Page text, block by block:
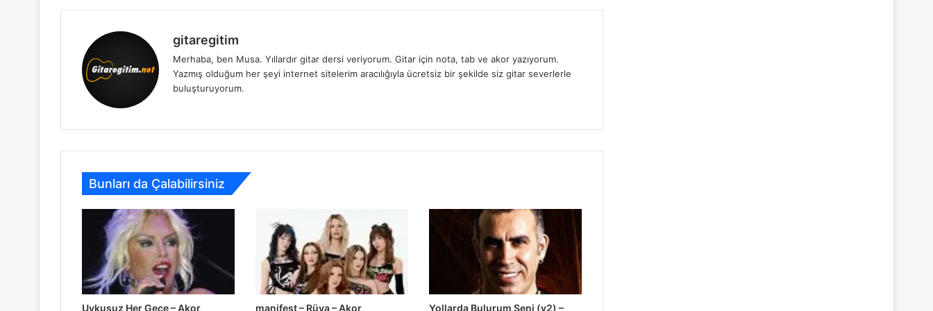
gitaregitim
Merhaba, ben Musa. Yıllardır gitar dersi veriyorum. Gitar için nota, tab ve akor yazıyorum.
Yazmış olduğum her şeyi internet sitelerim aracılığıyla ücretsiz bir şekilde siz gitar severlerle
buluşturuyorum.
Bunları da Çalabilirsiniz
Uykusuz Her Gece – Akor manifest – Rüya – Akor Yollarda Bulurum Seni (v2) –